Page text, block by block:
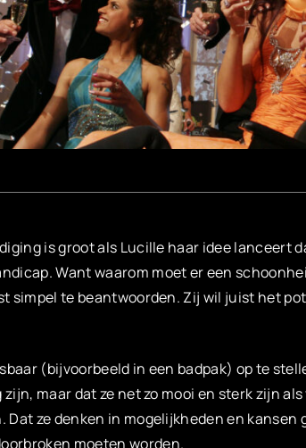
is groot als Lucille haar idee lanceert
Want waarom moet er een
simpel te beantwoorden. Zij wil juist het
(bijvoorbeeld in een badpak) op te
zijn, maar dat ze net zo mooi en sterk zijn
ze denken in mogelijkheden en kansen
moeten worden.